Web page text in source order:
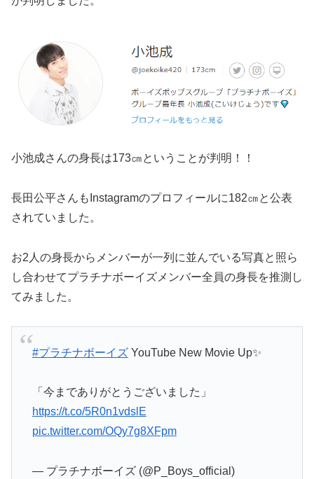
小池成さんの身長は173㎝ということが判明！！
長田公平さんもInstagramのプロフィールに182㎝と公表
されていました。
お2人の身長からメンバーが一列に並んでいる写真と照ら
し合わせてプラチナボーイズメンバー全員の身長を推測し
てみました。
#プラチナボーイズYouTube New Movie Up✨
「今までありがとうございました」
https://t.co/5R0n1vdslE
pic.twitter.com/OQy7g8XFpm
— プラチナボーイズ (@P_Boys_official)